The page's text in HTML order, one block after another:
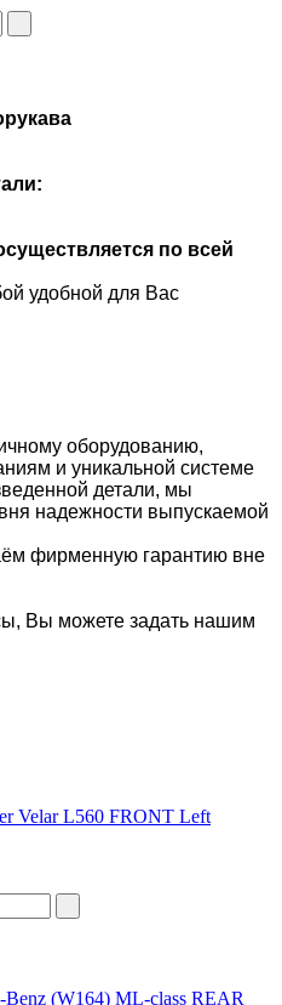
по всей
удобной для Вас
оборудованию,
и уникальной системе
детали, мы
надежности выпускаемой
фирменную гарантию вне
Вы можете задать нашим
Velar L560 FRONT Left
(W164) ML-class REAR